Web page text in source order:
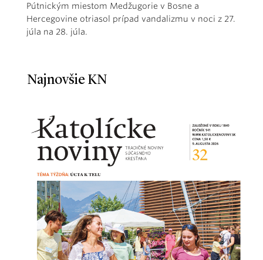
Pútnickým miestom Medžugorie v Bosne a
Hercegovine otriasol prípad vandalizmu v noci z 27.
júla na 28. júla.
Najnovšie KN